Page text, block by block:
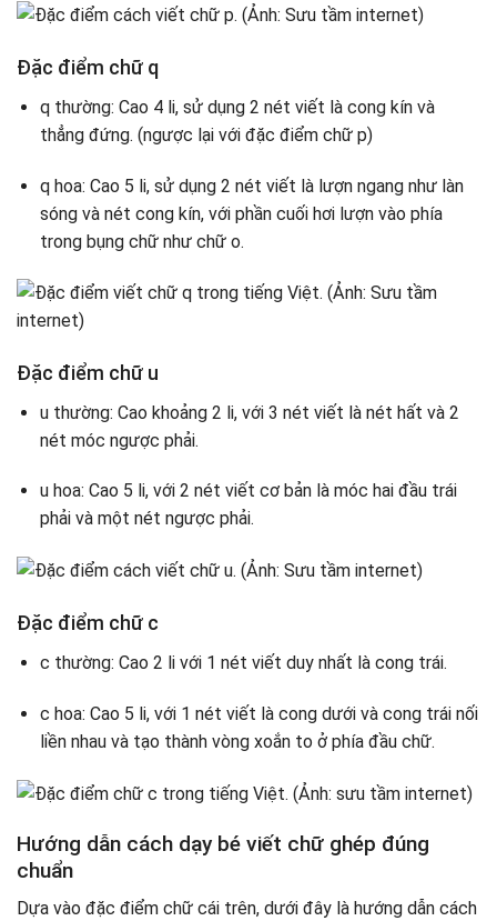
Đặc điểm chữ q
q thường: Cao 4 li, sử dụng 2 nét viết là cong kín và
thẳng đứng. (ngược lại với đặc điểm chữ p)
q hoa: Cao 5 li, sử dụng 2 nét viết là lượn ngang như làn
sóng và nét cong kín, với phần cuối hơi lượn vào phía
trong bụng chữ như chữ o.
Đặc điểm chữ u
u thường: Cao khoảng 2 li, với 3 nét viết là nét hất và 2
nét móc ngược phải.
u hoa: Cao 5 li, với 2 nét viết cơ bản là móc hai đầu trái
phải và một nét ngược phải.
Đặc điểm chữ c
c thường: Cao 2 li với 1 nét viết duy nhất là cong trái.
c hoa: Cao 5 li, với 1 nét viết là cong dưới và cong trái nối
liền nhau và tạo thành vòng xoắn to ở phía đầu chữ.
Hướng dẫn cách dạy bé viết chữ ghép đúng
chuẩn
Dựa vào đặc điểm chữ cái trên, dưới đây là hướng dẫn cách